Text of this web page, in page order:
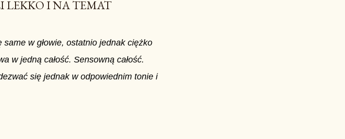
LEKKO I NA TEMAT
same w głowie, ostatnio jednak ciężko
w jedną całość. Sensowną całość.
się jednak w odpowiednim tonie i